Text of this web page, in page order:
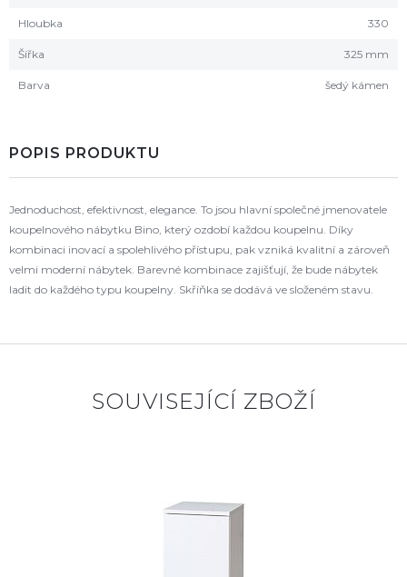
Hloubka 330
Šířka 325 mm
Barva šedý kámen
POPIS PRODUKTU
Jednoduchost, efektivnost, elegance. To jsou hlavní společné jmenovatele
koupelnového nábytku Bino, který ozdobí každou koupelnu. Díky
kombinaci inovací a spolehlivého přístupu, pak vzniká kvalitní a zároveň
velmi moderní nábytek. Barevné kombinace zajišťují, že bude nábytek
ladit do každého typu koupelny. Skříňka se dodává ve složeném stavu.
SOUVISEJÍCÍ ZBOŽÍ